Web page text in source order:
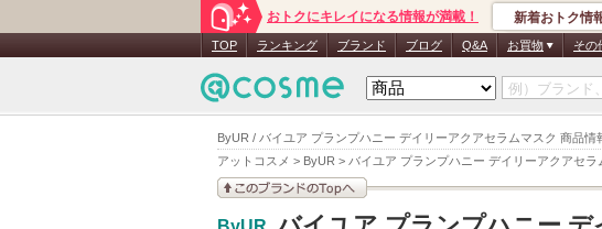
ByUR / バイユア プランプハニー デイリーアクアセラムマスク 商品情
アットコスメ > ByUR > バイユア プランプハニー デイリーアクアセラ
おトクにキレイになる情報が満載！ 新着おトク情
TOP ランキング ブランド ブログ Q&A お買物 その
このブランドの情報を